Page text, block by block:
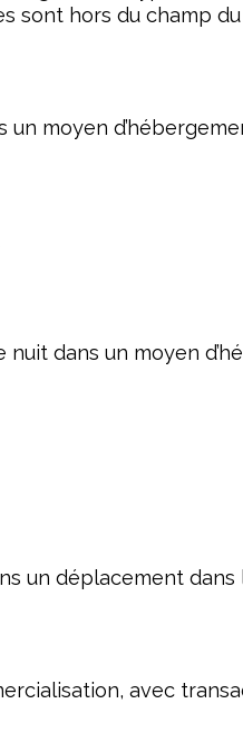
sont hors du champ
un moyen
dans un moyen
un déplacement dans
avec